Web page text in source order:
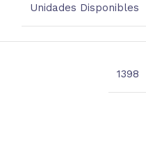
Unidades Disponibles
1398